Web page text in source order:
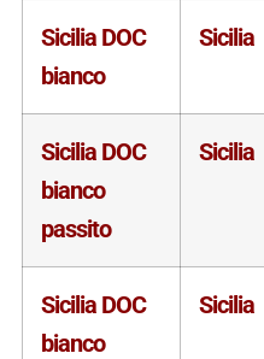
Sicilia DOC
bianco
Sicilia
Sicilia DOC
bianco
passito
Sicilia
Sicilia DOC
bianco
Sicilia